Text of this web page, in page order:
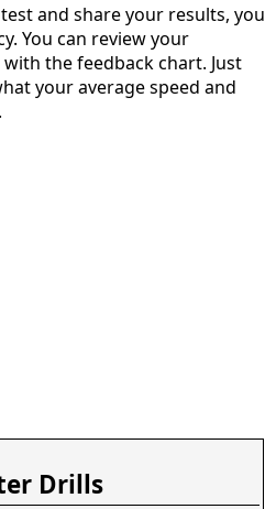
and share your results, you
You can review your
the feedback chart. Just
your average speed and
Drills